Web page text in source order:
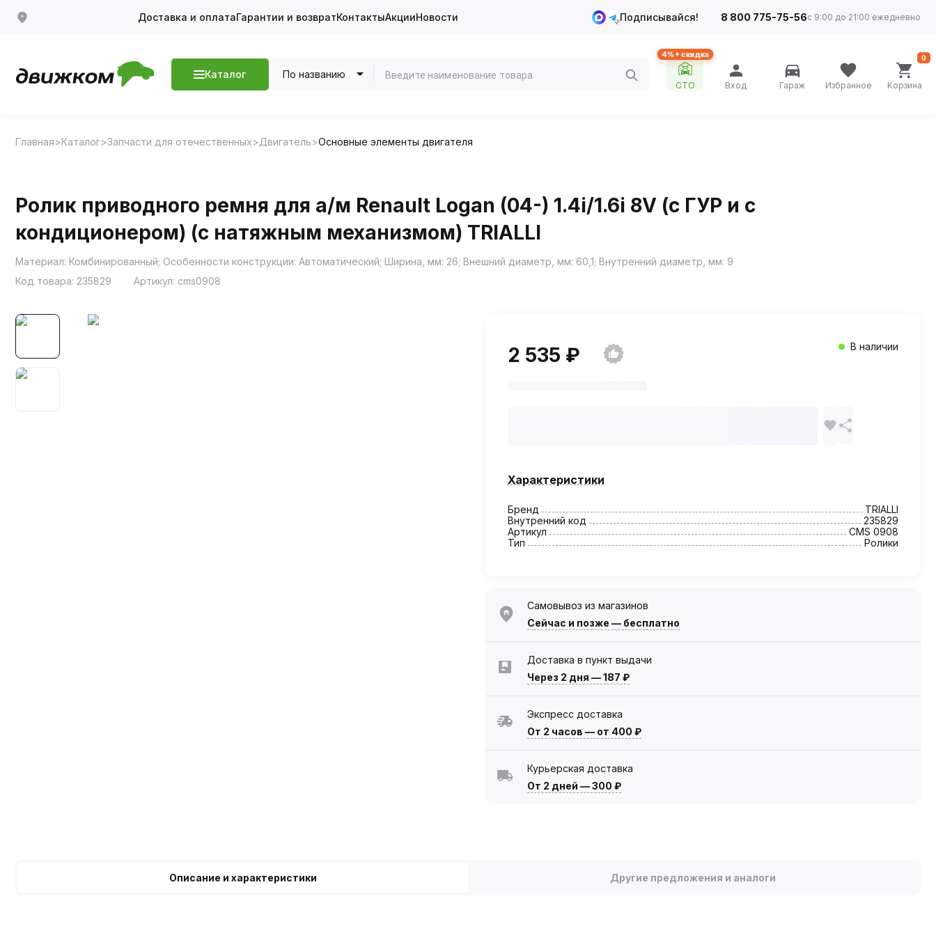
Доставка и оплатаГарантии и возвратКонтактыАкцииНовости Подписывайся! 8 800 775-75-56с 9:00 до 21:00 ежедневно
Каталог По названию
4%+ скидка
СТО Вход Гараж Избранное Корзина
0
Главная Каталог Запчасти для отечественных Двигатель Основные элементы двигателя
Ролик приводного ремня для а/м Renault Logan (04-) 1.4i/1.6i 8V (с ГУР и с
кондиционером) (с натяжным механизмом) TRIALLI
Материал: Комбинированный; Особенности конструкции: Автоматический; Ширина, мм: 26; Внешний диаметр, мм: 60,1; Внутренний диаметр, мм: 9
Код товара: 235829 Артикул: cms0908
2 535 ₽ В наличии
Характеристики
Бренд
TRIALLI
Внутренний код
235829
Артикул
CMS 0908
Тип
Ролики
Самовывоз из магазинов
Сейчас и позже — бесплатно
Доставка в пункт выдачи
Через 2 дня —187 ₽
Экспресс доставка
От 2 часов — от 400 ₽
Курьерская доставка
От 2 дней —300 ₽
Описание и характеристики Другие предложения и аналоги